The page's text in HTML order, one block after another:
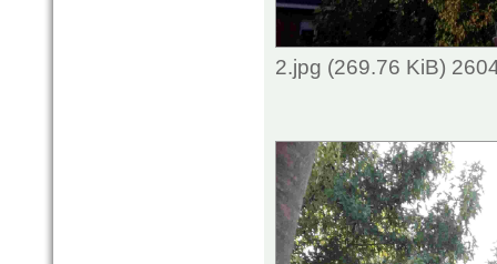
2.jpg (269.76 KiB)